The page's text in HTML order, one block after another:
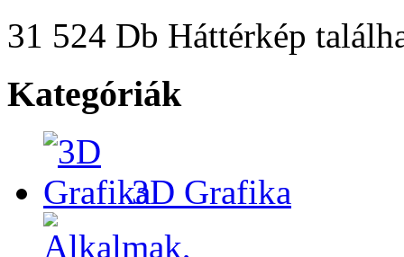
31 524 Db Háttérkép
Kategóriák
3D Grafika